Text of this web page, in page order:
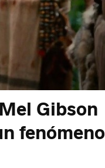
Gibson
fenómeno